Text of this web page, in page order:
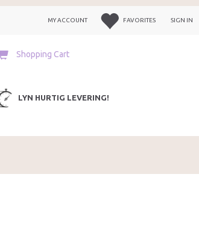
FAVORITES SIGN IN
MY ACCOUNT
Shopping Cart
LYN HURTIG LEVERING!